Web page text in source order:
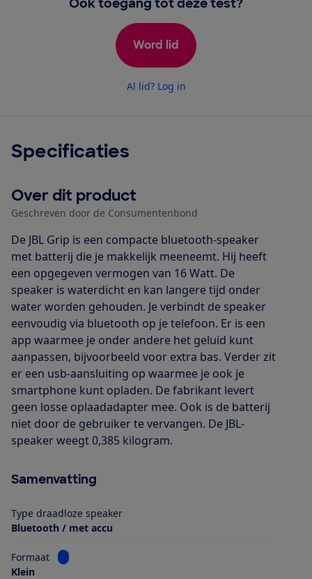
Word lid
Al lid? Log in
Specificaties
Over dit product
Geschreven door de Consumentenbond
De JBL Grip is een compacte bluetooth-speaker
met batterij die je makkelijk meeneemt. Hij heeft
een opgegeven vermogen van 16 Watt. De
speaker is waterdicht en kan langere tijd onder
water worden gehouden. Je verbindt de speaker
eenvoudig via bluetooth op je telefoon. Er is een
app waarmee je onder andere het geluid kunt
aanpassen, bijvoorbeeld voor extra bas. Verder zit
er een usb-aansluiting op waarmee je ook je
smartphone kunt opladen. De fabrikant levert
geen losse oplaadadapter mee. Ook is de batterij
niet door de gebruiker te vervangen. De JBL-
speaker weegt 0,385 kilogram.
Samenvatting
Type draadloze speaker
Bluetooth / met accu
Formaat
Bekijk informatie voor Formaat
Klein